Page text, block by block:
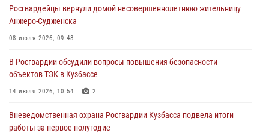
05 августа 2026, 09:30
Росгвардейцы задержали участника драки, причинившего побои
05 августа 2026, 08:50
Росгвардейцы пресекли нарушение общественного порядка на
05 августа 2026, 08:10
Росгвардейцы вернули домой несовершеннолетнюю жительницу
Анжеро-Судженска
08 июля 2026, 09:48
В Росгвардии обсудили вопросы повышения безопасности
объектов ТЭК в Кузбассе
14 июля 2026, 10:54 2
Вневедомственная охрана Росгвардии Кузбасса подвела итоги
работы за первое полугодие